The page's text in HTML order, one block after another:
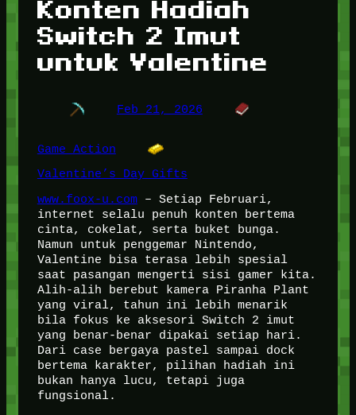
Konten Hadiah
Switch 2 Imut
untuk Valentine
Feb 21, 2026
Game Action
Valentine’s Day Gifts
www.foox-u.com– Setiap Februari,
internet selalu penuh konten bertema
cinta, cokelat, serta buket bunga.
Namun untuk penggemar Nintendo,
Valentine bisa terasa lebih spesial
saat pasangan mengerti sisi gamer kita.
Alih-alih berebut kamera Piranha Plant
yang viral, tahun ini lebih menarik
bila fokus ke aksesori Switch 2 imut
yang benar-benar dipakai setiap hari.
Dari case bergaya pastel sampai dock
bertema karakter, pilihan hadiah ini
bukan hanya lucu, tetapi juga
fungsional.